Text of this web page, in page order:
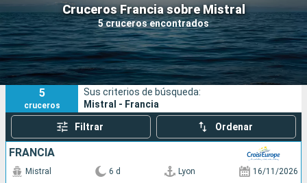
Cruceros Francia sobre Mistral
5 cruceros encontrados
Nuestros destinos
Fecha de salida
Puertos Compañías
5
cruceros
Sus criterios de búsqueda:
Mistral - Francia
Filtrar Ordenar
FRANCIA
Mistral 6 d Lyon 16/11/2026